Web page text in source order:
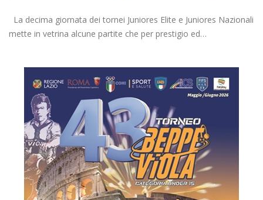
La decima giornata dei tornei Juniores Elite e Juniores Nazionali
mette in vetrina alcune partite che per prestigio ed…